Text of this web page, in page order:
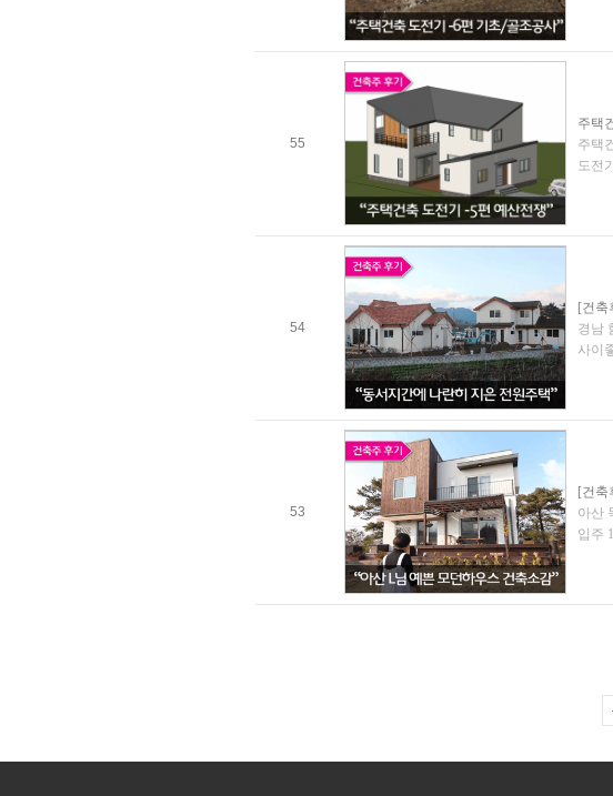
55
주택
주택
도전
54
[건축
경남
사이
53
[건축
아산
입주